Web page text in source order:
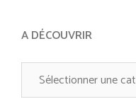
A DÉCOUVRIR